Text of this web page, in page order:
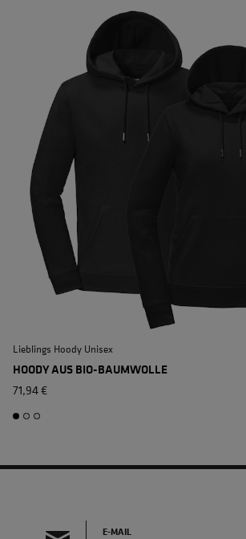
Lieblings Hoody Unisex
HOODY AUS BIO-BAUMWOLLE
71,94 €
E-MAIL